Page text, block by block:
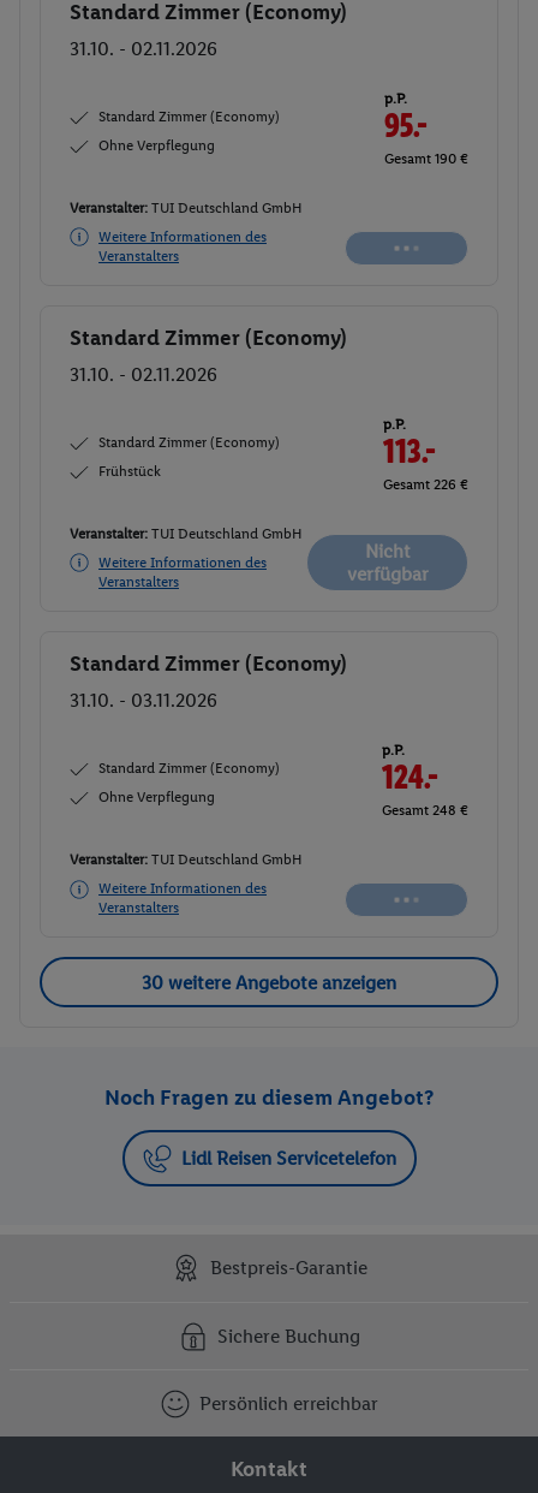
Buchen
Standard Zimmer (Economy)
31.10. - 02.11.2026
Standard Zimmer (Economy)
Ohne Verpflegung
p.P.
95.-
Gesamt 190 €
Veranstalter: TUI Deutschland GmbH
Weitere Informationen des
Veranstalters
verfügbar
Buchen
Standard Zimmer (Economy)
31.10. - 02.11.2026
Standard Zimmer (Economy)
Frühstück
p.P.
113.-
Gesamt 226 €
Veranstalter: TUI Deutschland GmbH
Weitere Informationen des
Veranstalters
Nicht
verfügbar
Buchen
Standard Zimmer (Economy)
31.10. - 03.11.2026
Standard Zimmer (Economy)
Ohne Verpflegung
p.P.
125.-
Gesamt 250 €
Veranstalter: TUI Deutschland GmbH
Weitere Informationen des
Veranstalters
Buchen
30 weitere Angebote anzeigen
Noch Fragen zu diesem Angebot?
Lidl Reisen Servicetelefon
Bestpreis-Garantie
Sichere Buchung
Persönlich erreichbar
Kontakt